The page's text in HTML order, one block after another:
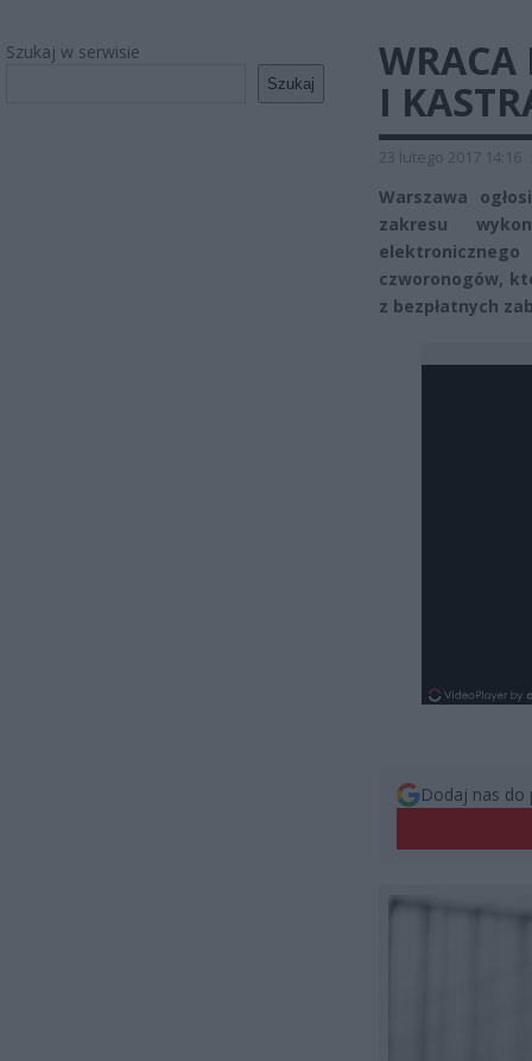
Szukaj w serwisie
Szukaj
WRACA
I
23 lutego 2017 14:16
Warszawa
zakresu
czworonogów,
z bezpłatnych
Dodaj nas do